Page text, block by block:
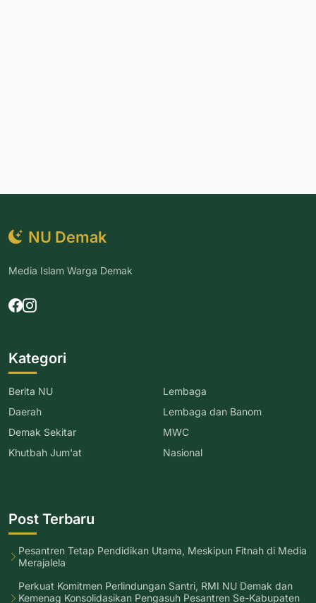
NU Demak
Media Islam Warga Demak
Kategori
Berita NU
Daerah
Demak Sekitar
Khutbah Jum'at
Lembaga
Lembaga dan Banom
MWC
Nasional
Post Terbaru
Pesantren Tetap Pendidikan Utama, Meskipun Fitnah di Media
Merajalela
Perkuat Komitmen Perlindungan Santri, RMI NU Demak dan
Kemenag Konsolidasikan Pengasuh Pesantren Se-Kabupaten